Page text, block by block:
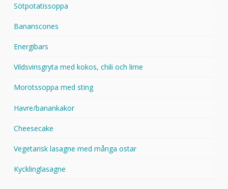
Sötpotatissoppa
Bananscones
Energibars
Vildsvinsgryta med kokos, chili och lime
Morotssoppa med sting
Havre/banankakor
Cheesecake
Vegetarisk lasagne med många ostar
Kycklinglasagne